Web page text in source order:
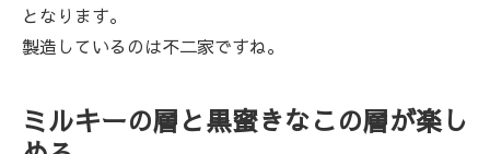
となります。
製造しているのは不二家ですね。
ミルキーの層と黒蜜きなこの層が楽し